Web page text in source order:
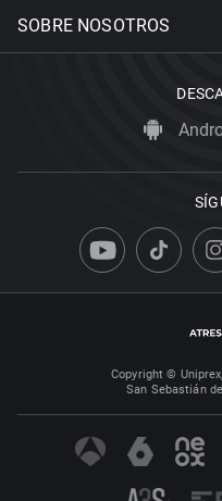
SOBRE NOSOTROS
Copyright ©
San Sebastián